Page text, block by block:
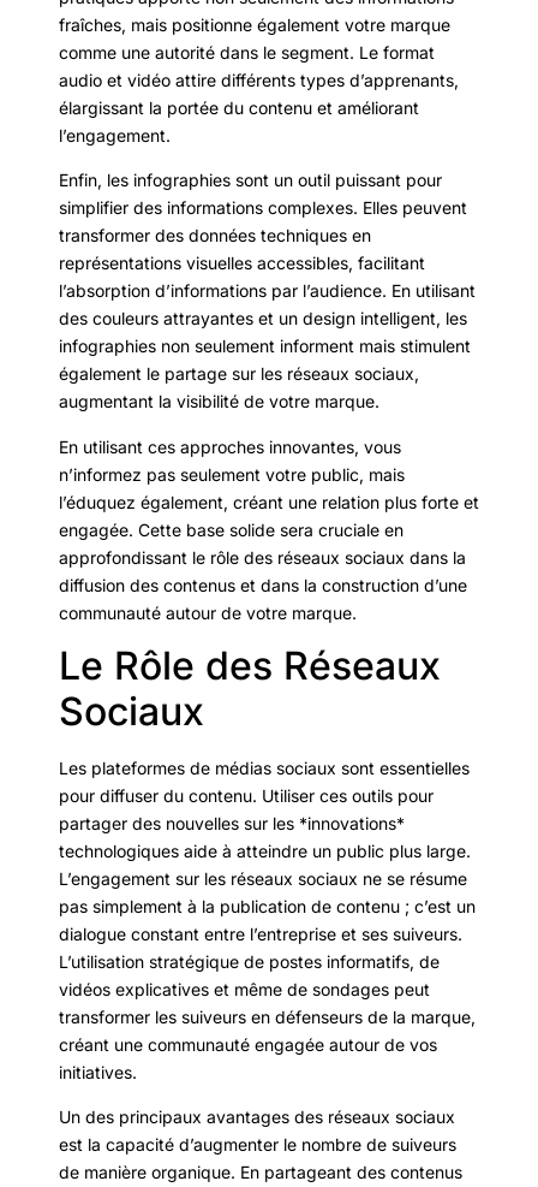
fraîches, mais positionne également votre marque
comme une autorité dans le segment. Le format
audio et vidéo attire différents types d’apprenants,
élargissant la portée du contenu et améliorant
l’engagement.
Enfin, les infographies sont un outil puissant pour
simplifier des informations complexes. Elles peuvent
transformer des données techniques en
représentations visuelles accessibles, facilitant
l’absorption d’informations par l’audience. En utilisant
des couleurs attrayantes et un design intelligent, les
infographies non seulement informent mais stimulent
également le partage sur les réseaux sociaux,
augmentant la visibilité de votre marque.
En utilisant ces approches innovantes, vous
n’informez pas seulement votre public, mais
l’éduquez également, créant une relation plus forte et
engagée. Cette base solide sera cruciale en
approfondissant le rôle des réseaux sociaux dans la
diffusion des contenus et dans la construction d’une
communauté autour de votre marque.
Le Rôle des Réseaux
Sociaux
Les plateformes de médias sociaux sont essentielles
pour diffuser du contenu. Utiliser ces outils pour
partager des nouvelles sur les *innovations*
technologiques aide à atteindre un public plus large.
L’engagement sur les réseaux sociaux ne se résume
pas simplement à la publication de contenu ; c’est un
dialogue constant entre l’entreprise et ses suiveurs.
L’utilisation stratégique de postes informatifs, de
vidéos explicatives et même de sondages peut
transformer les suiveurs en défenseurs de la marque,
créant une communauté engagée autour de vos
initiatives.
Un des principaux avantages des réseaux sociaux
est la capacité d’augmenter le nombre de suiveurs
de manière organique. En partageant des contenus